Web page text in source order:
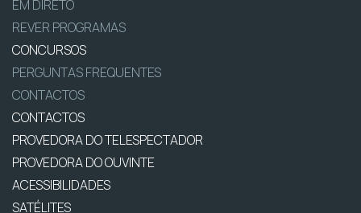
EM DIRETO
REVER PROGRAMAS
CONCURSOS
PERGUNTAS FREQUENTES
CONTACTOS
CONTACTOS
PROVEDORA DO TELESPECTADOR
PROVEDORA DO OUVINTE
ACESSIBILIDADES
SATÉLITES